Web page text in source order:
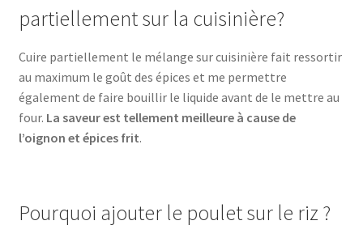
partiellement sur la cuisinière?
Cuire partiellement le mélange sur cuisinière fait ressortir
au maximum le goût des épices et me permettre
également de faire bouillir le liquide avant de le mettre au
four. La saveur est tellement meilleure à cause de
l’oignon et épices frit.
Pourquoi ajouter le poulet sur le riz ?